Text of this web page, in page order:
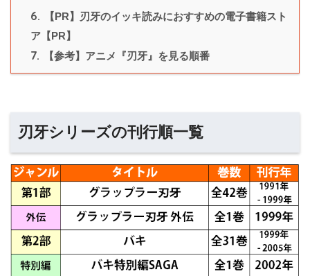
6.
【PR】刃牙のイッキ読みにおすすめの電子書籍スト
ア【PR】
7. 【参考】アニメ『刃牙』を見る順番
刃牙シリーズの刊行順一覧